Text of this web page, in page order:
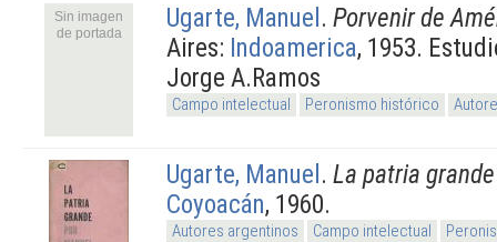
Sin imagen
de portada
Ugarte, Manuel. Porvenir de
Aires: Indoamerica, 1953.
Jorge A.Ramos
Campo intelectual Peronismo histórico
Ugarte, Manuel. La patria grande
Coyoacán, 1960.
Autores argentinos Campo intelectual